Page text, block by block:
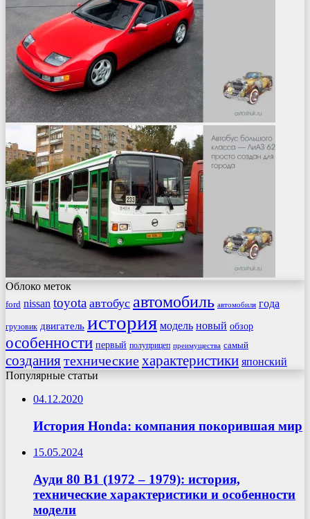
Облоко меток
ford nissan toyota автобус автомобиль автомобиля года
грузовик двигатель история модель новый обзор
особенности первый полуприцеп преимущества самый
созданиятехническиехарактеристики японский
Популярные статьи
04.12.2020
История Honda: компания покорившая мир
15.05.2024
Ауди 80 B1 (1972 – 1979): история,
технические характеристики и особенности
модели